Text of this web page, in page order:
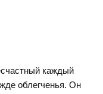
каждый
облегченья. Он